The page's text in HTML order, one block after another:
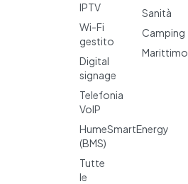
IPTV
Wi-Fi
gestito
Digital
signage
Telefonia
VoIP
HumeSmartEnergy
(BMS)
Tutte
le
Sanità
Camping
Marittimo